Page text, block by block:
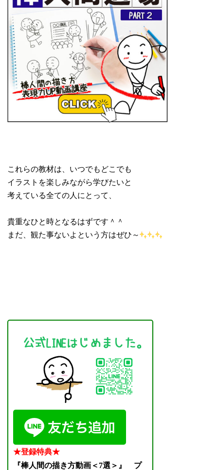
これらの教材は、いつでもどこでも
イラストを楽しみながら学びたいと
考えている全ての人にとって、
貴重なひと時となるはずです＾＾
まだ、観た事ないよという方はぜひ～
★登録特典★
『棒人間の描き方動画＜7選＞』
プ